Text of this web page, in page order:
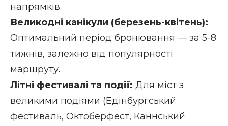
напрямків.
Великодні канікули (березень-квітень):
Оптимальний період бронювання — за 5-8
тижнів, залежно від популярності
маршруту.
Літні фестивалі та події: Для міст з
великими подіями (Едінбургський
фестиваль, Октоберфест, Каннський